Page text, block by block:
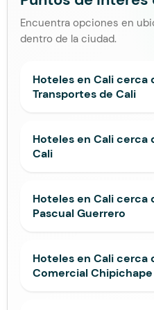
Encuentra opciones en
dentro de la ciudad.
Hoteles en Cali cerca
Transportes de Cali
Hoteles en Cali cerca
Cali
Hoteles en Cali cerca
Pascual Guerrero
Hoteles en Cali cerca
Comercial Chipichape